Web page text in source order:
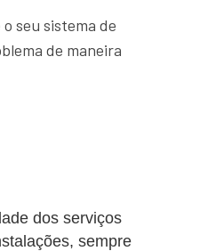
seu sistema de
de maneira
dos serviços
sempre